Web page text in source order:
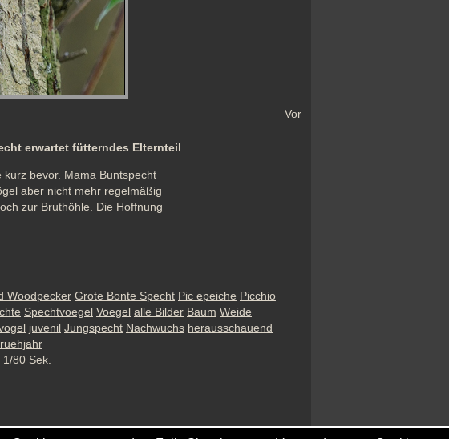
Vor
erwartet fütterndes Elternteil
bevor. Mama Buntspecht
aber nicht mehr regelmäßig
zur Bruthöhle. Die Hoffnung
Woodpecker Grote Bonte Specht Pic epeiche Picchio
Spechtvoegel Voegel alle Bilder Baum Weide
juvenil Jungspecht Nachwuchs herausschauend
80 Sek.